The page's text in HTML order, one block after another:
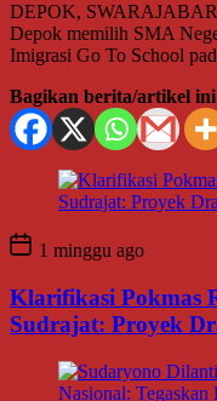
DEPOK,
Depok memilih SMA
Imigrasi Go To School
Bagikan berita/artikel ini
1 minggu ago
Klarifikasi Pokmas
Sudrajat: Proyek